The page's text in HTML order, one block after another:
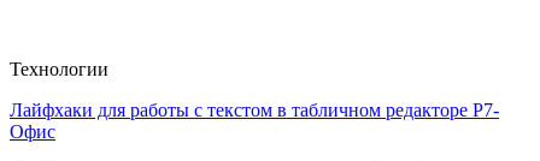
Технологии
Лайфхаки для работы с текстом в табличном редакторе Р7-
Офис